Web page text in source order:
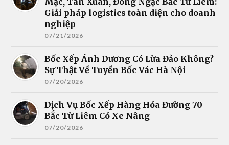
Giải pháp logistics toàn diện cho doanh
nghiệp
07/21/2026
Bốc Xếp Ánh Dương Có Lừa Đảo Không?
Sự Thật Về Tuyển Bốc Vác Hà Nội
07/20/2026
Dịch Vụ Bốc Xếp Hàng Hóa Đường 70
Bắc Từ Liêm Có Xe Nâng
07/20/2026